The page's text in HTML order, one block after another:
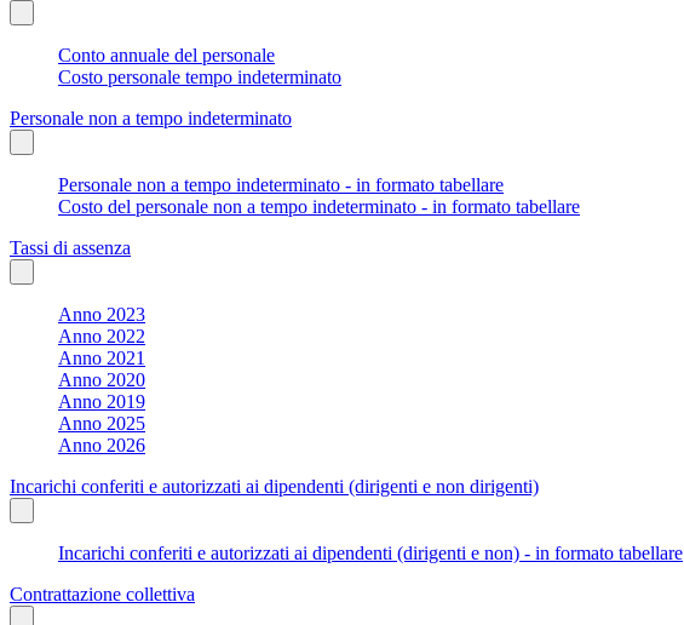
Conto annuale del personale
Costo personale tempo indeterminato
Personale non a tempo indeterminato
Personale non a tempo indeterminato - in formato tabellare
Costo del personale non a tempo indeterminato - in formato tabellare
Tassi di assenza
Anno 2023
Anno 2022
Anno 2021
Anno 2020
Anno 2019
Anno 2025
Anno 2026
Incarichi conferiti e autorizzati ai dipendenti (dirigenti e non dirigenti)
Incarichi conferiti e autorizzati ai dipendenti (dirigenti e non) - in formato tabellare
Contrattazione collettiva